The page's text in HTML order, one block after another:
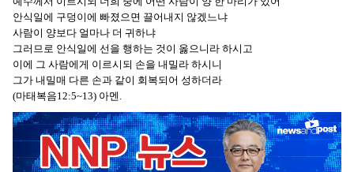
안식일에 구덩이에 빠졌으면 끌어내지 않겠느냐
사람이 양보다 얼마나 더 귀하냐
그러므로 안식일에 선을 행하는 것이 옳으니라 하시고
이에 그 사람에게 이르시되 손을 내밀라 하시니
그가 내밀매 다른 손과 같이 회복되어 성하더라
(마태복음12:5~13) 아멘.